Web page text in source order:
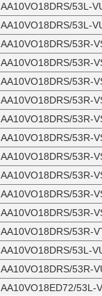
AA10VO18DRS/53L-
AA10VO18DRS/53L-
AA10VO18DRS/53R-
AA10VO18DRS/53R-
AA10VO18DRS/53R-
AA10VO18DRS/53R-
AA10VO18DRS/53R-
AA10VO18DRS/53R-
AA10VO18DRS/53R-
AA10VO18DRS/53R-
AA10VO18DRS/53R-
AA10VO18DRS/53R-
AA10VO18DRS/53R-
AA10VO18DRS/53L-
AA10VO18DRS/53R-
AA10VO18ED72/53L-